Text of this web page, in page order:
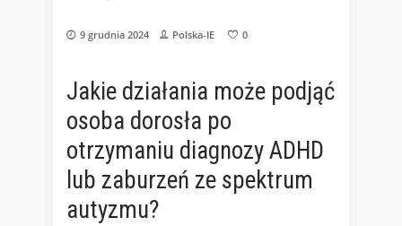
9 grudnia 2024 Polska-IE 0
Jakie działania może podjąć
osoba dorosła po
otrzymaniu diagnozy ADHD
lub zaburzeń ze spektrum
autyzmu?